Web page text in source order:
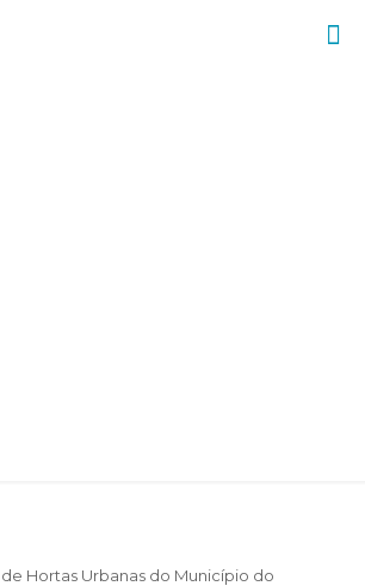
Hortas Urbanas do Município do